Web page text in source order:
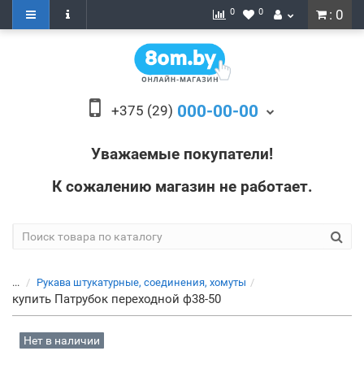
: 0
0 0
+375 (29) 000-00-00
Уважаемые покупатели!
К сожалению магазин не работает.
... Рукава штукатурные, соединения, хомуты
купить Патрубок переходной ф38-50
Нет в наличии